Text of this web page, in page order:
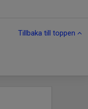
Tillbaka till toppen